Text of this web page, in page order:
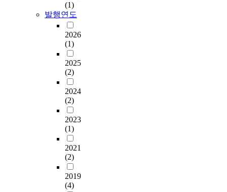
(1)
발행연도
2026
(1)
2025
(2)
2024
(2)
2023
(1)
2021
(2)
2019
(4)